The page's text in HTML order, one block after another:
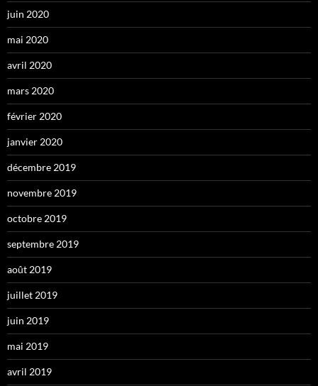
juin 2020
mai 2020
avril 2020
mars 2020
février 2020
janvier 2020
décembre 2019
novembre 2019
octobre 2019
septembre 2019
août 2019
juillet 2019
juin 2019
mai 2019
avril 2019